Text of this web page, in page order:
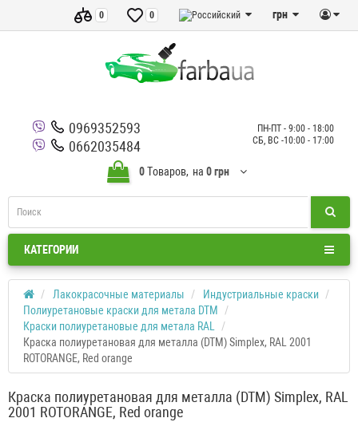
грн
0
0
0969352593
0662035484
ПН-ПТ - 9:00 - 18:00
СБ, ВС -10:00 - 17:00
0Tоваров, на 0 грн
КАТЕГОРИИ
Лакокрасочные материалы
Индустриальные краски
Полиуретановые краски для метала DTM
Краски полиуретановые для метала RAL
Краска полиуретановая для металла (DTM) Simplex, RAL 2001
ROTORANGE, Red orange
Краска полиуретановая для металла (DTM) Simplex, RAL
2001 ROTORANGE, Red orange